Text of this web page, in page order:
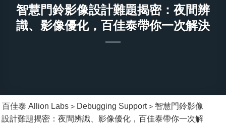
智慧門鈴影像設計難題揭密：夜間辨
識、影像優化，百佳泰帶你一次解決
百佳泰 Allion Labs > Debugging Support> 智慧門鈴影像
設計難題揭密：夜間辨識、影像優化，百佳泰帶你一次解